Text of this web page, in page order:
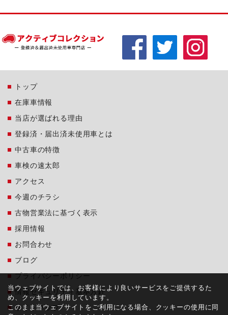
トップ
在庫車情報
当店が選ばれる理由
登録済・届出済未使用車とは
中古車の特徴
車検の速太郎
アクセス
今週のチラシ
古物営業法に基づく表示
採用情報
お問合わせ
ブログ
プライバシーポリシー
情報セキュリティ基本方針
サイトマップ
当ウェブサイトでは、お客様により良いサービスをご提供するた
め、クッキーを利用しています。
このまま当ウェブサイトをご利用になる場合、クッキーの使用に同